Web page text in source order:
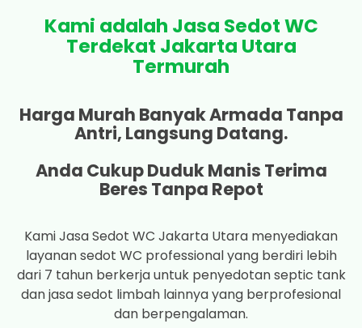
Kami adalah Jasa Sedot WC
Terdekat Jakarta Utara
Termurah
Harga Murah Banyak Armada Tanpa
Antri, Langsung Datang.
Anda Cukup Duduk Manis Terima
Beres Tanpa Repot
Kami Jasa Sedot WC Jakarta Utara menyediakan
layanan sedot WC professional yang berdiri lebih
dari 7 tahun berkerja untuk penyedotan septic tank
dan jasa sedot limbah lainnya yang berprofesional
dan berpengalaman.